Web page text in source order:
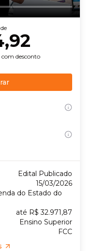
com desconto
Edital Publicado
15/03/2026
do Estado do
até R$ 32.971,87
Ensino Superior
FCC